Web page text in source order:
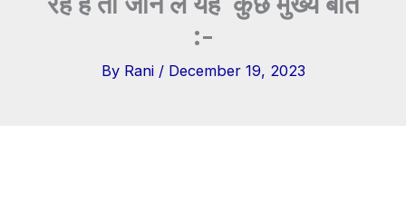
:-
By Rani / December 19, 2023